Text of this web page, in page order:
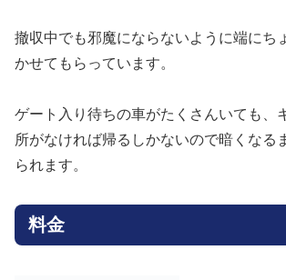
撤収中でも邪魔にならないように端にち
かせてもらっています。
ゲート入り待ちの車がたくさんいても、
所がなければ帰るしかないので暗くなる
られます。
料金